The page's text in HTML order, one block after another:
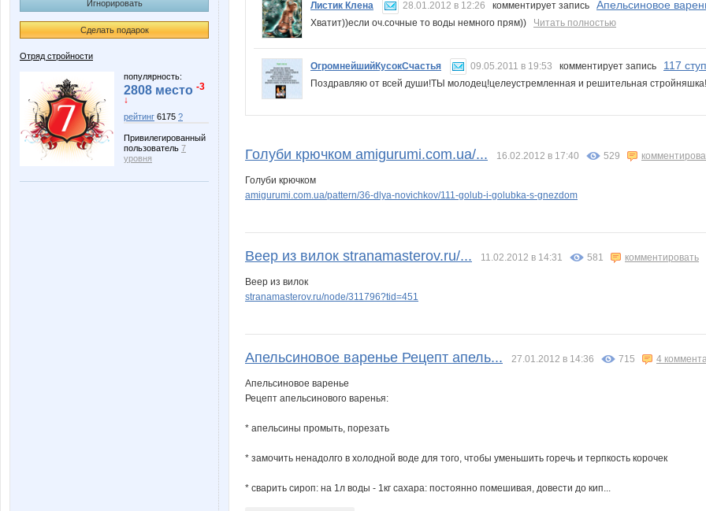
Игнорировать
Сделать подарок
Отряд стройности
популярность:
2808 место -3
↓
рейтинг 6175 ?
Привилегированный
пользователь 7
уровня
Листик Клена 28.01.2012 в 12:26 комментирует запись Апельсиновое
Хватит))если оч.сочные то воды немного прям)) Читать полностью
ОгромнейшийКусокСчастья 09.05.2011 в 19:53 комментирует запись 117
Поздравляю от всей души!ТЫ молодец!целеустремленная и решительная
Голуби крючком amigurumi.com.ua/... 16.02.2012 в 17:40 529
Голуби крючком
amigurumi.com.ua/pattern/36-dlya-novichkov/111-golub-i-golubka-s-gnezdom
Веер из вилок stranamasterov.ru/... 11.02.2012 в 14:31 581 комментировать
Веер из вилок
stranamasterov.ru/node/311796?tid=451
Апельсиновое варенье Рецепт апель... 27.01.2012 в 14:36 715 4
Апельсиновое варенье
Рецепт апельсинового варенья:
* апельсины промыть, порезать
* замочить ненадолго в холодной воде для того, чтобы уменьшить горечь и терпкость корочек
* сварить сироп: на 1л воды - 1кг сахара: постоянно помешивая, довести до кип...